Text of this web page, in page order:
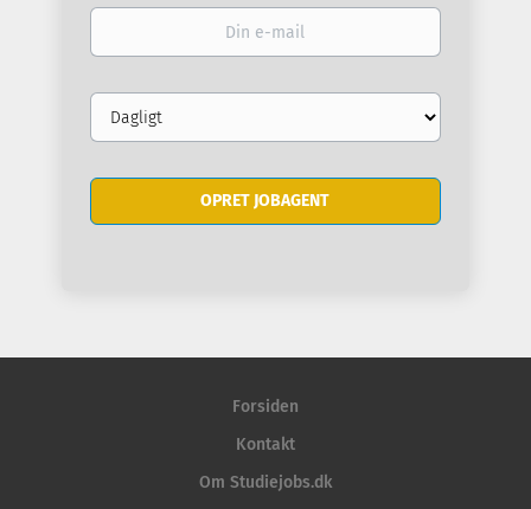
Din
Email
frequency
Forsiden
Kontakt
Om Studiejobs.dk